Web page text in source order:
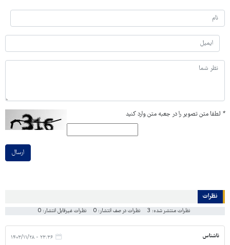
* لطفا متن تصویر را در جعبه متن وارد کنید
ارسال
نظرات
نظرات منتشر شده: 3 نظرات در صف انتشار: 0 نظرات غیرقابل انتشار: 0
ناشناس ۲۳:۳۶ - ۱۴۰۳/۱۱/۲۸